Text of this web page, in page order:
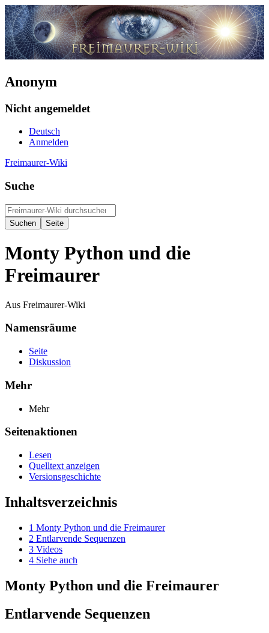
Anonym
Nicht angemeldet
Deutsch
Anmelden
Freimaurer-Wiki
Suche
Monty Python und die
Freimaurer
Aus Freimaurer-Wiki
Namensräume
Seite
Diskussion
Mehr
Mehr
Seitenaktionen
Lesen
Quelltext anzeigen
Versionsgeschichte
Inhaltsverzeichnis
1 Monty Python und die Freimaurer
2 Entlarvende Sequenzen
3 Videos
4 Siehe auch
Monty Python und die Freimaurer
Entlarvende Sequenzen